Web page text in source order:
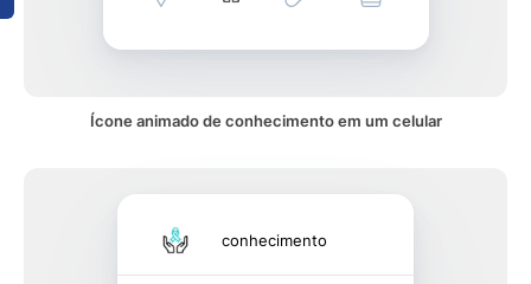
Ícone animado de conhecimento em um celular
conhecimento